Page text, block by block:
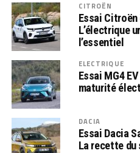
CITROËN
Essai Citroën
L’électrique
l’essentiel
ELECTRIQUE
Essai MG4
maturité
DACIA
Essai Dacia
La recette du